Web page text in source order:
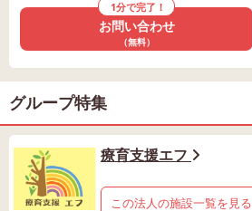
1分で完了！
お問い合わせ
（無料）
グループ特集
療育支援エフ
この法人の施設一覧を見る